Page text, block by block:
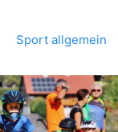
Sport allgemein